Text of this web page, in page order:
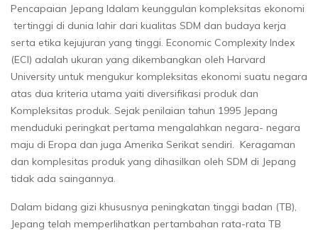
Pencapaian Jepang ldalam keunggulan kompleksitas ekonomi
tertinggi di dunia lahir dari kualitas SDM dan budaya kerja
serta etika kejujuran yang tinggi. Economic Complexity Index
(ECI) adalah ukuran yang dikembangkan oleh Harvard
University untuk mengukur kompleksitas ekonomi suatu negara
atas dua kriteria utama yaiti diversifikasi produk dan
Kompleksitas produk. Sejak penilaian tahun 1995 Jepang
menduduki peringkat pertama mengalahkan negara- negara
maju di Eropa dan juga Amerika Serikat sendiri. Keragaman
dan komplesitas produk yang dihasilkan oleh SDM di Jepang
tidak ada saingannya.
Dalam bidang gizi khususnya peningkatan tinggi badan (TB),
Jepang telah memperlihatkan pertambahan rata-rata TB